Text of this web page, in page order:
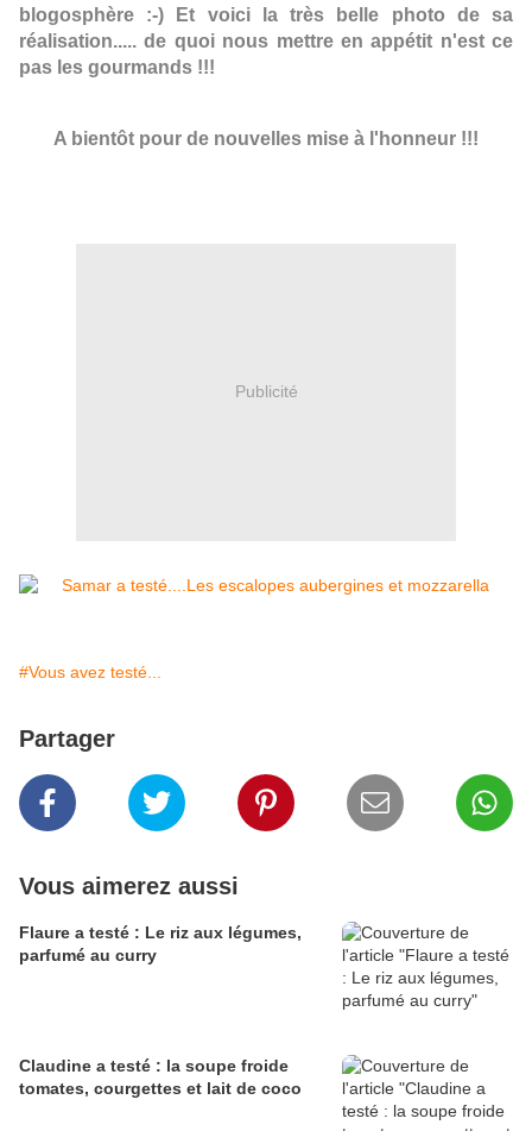
blogosphère :-)
Et voici la très belle photo de sa
réalisation..... de quoi nous mettre en appétit n'est ce
pas les gourmands !!!
A bientôt pour de nouvelles mise à l'honneur !!!
Publicité
#Vous avez testé...
Partager
Vous aimerez aussi
Flaure a testé : Le riz aux légumes,
parfumé au curry
Claudine a testé : la soupe froide
tomates, courgettes et lait de coco